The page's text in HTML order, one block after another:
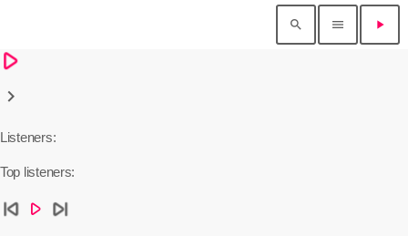
keyboard_arrow_right
Listeners:
Top listeners:
play_arrow skip_next
search menu play_arrow